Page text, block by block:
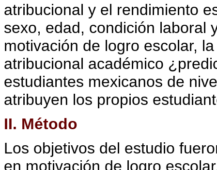
atribucional y el rendimiento
sexo, edad, condición laboral
motivación de logro escolar,
atribucional académico
estudiantes mexicanos de
atribuyen los propios
II. Método
Los objetivos del estudio
en motivación de logro